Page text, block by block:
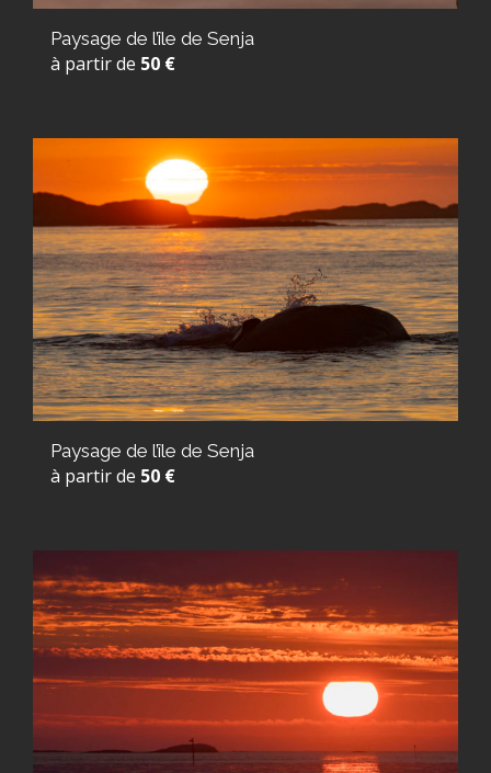
Paysage de l’île de Senja
à partir de 50 €
Paysage de l’île de Senja
à partir de 50 €